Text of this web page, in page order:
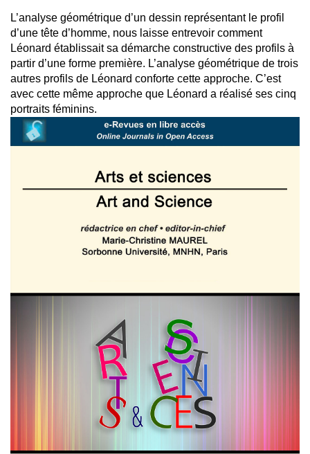
L’analyse géométrique d’un dessin représentant le profil
d’une tête d’homme, nous laisse entrevoir comment
Léonard établissait sa démarche constructive des profils à
partir d’une forme première. L’analyse géométrique de trois
autres profils de Léonard conforte cette approche. C’est
avec cette même approche que Léonard a réalisé ses cinq
portraits féminins.